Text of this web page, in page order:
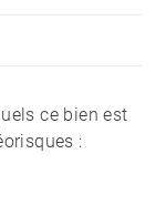
ce bien est
: